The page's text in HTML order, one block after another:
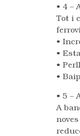
• 4 –
Tot i
•
•
•
•
• 5 –
A